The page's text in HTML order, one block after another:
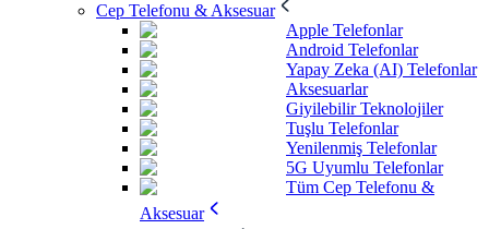
Cep Telefonu & Aksesuar
Apple Telefonlar
Android Telefonlar
Yapay Zeka (AI) Telefonlar
Aksesuarlar
Giyilebilir Teknolojiler
Tuşlu Telefonlar
Yenilenmiş Telefonlar
5G Uyumlu Telefonlar
Tüm Cep Telefonu &
Aksesuar